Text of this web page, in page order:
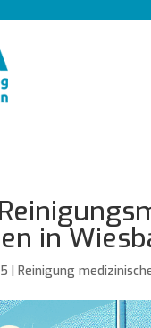
in
| Reinigung